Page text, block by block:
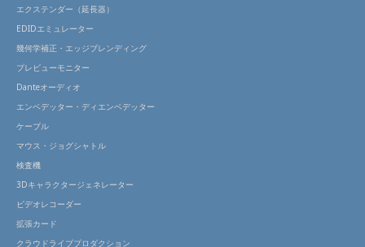
エクステンダー（延長器）
EDIDエミュレーター
幾何学補正・エッジブレンディング
プレビューモニター
Danteオーディオ
エンベデッター・ディエンベデッター
ケーブル
マウス・ジョグシャトル
検査機
3Dキャラクタージェネレーター
ビデオレコーダー
拡張カード
クラウドライブプロダクション